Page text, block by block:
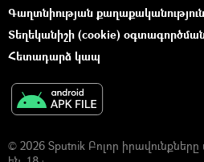
Գաղտնիության քաղաքականություն
Տեղեկանիշի (cookie)
Հետադարձ կապ
© 2026 Sputnik Բոլոր